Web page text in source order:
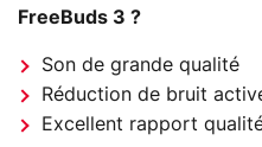
FreeBuds 3 ?
Son de grande qualité
Réduction de bruit
Excellent rapport